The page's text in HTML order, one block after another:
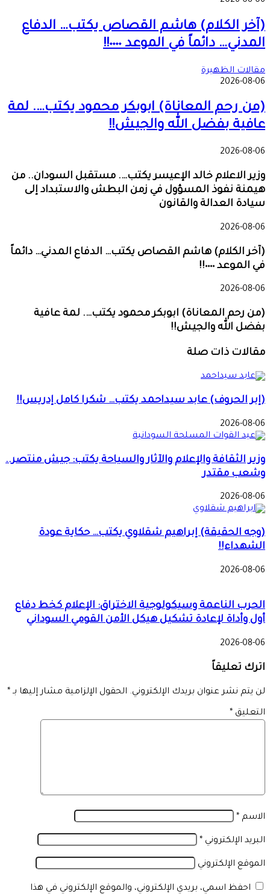
(آخر الكلام) هاشم القصاص يكتب… الدفاع
المدني… دائماً في الموعد ٠٠٠٠!!
مقالات الظهيرة
2026-08-06
(من رحم المعاناة) ابوبكر محمود يكتب…. لمة
عافية بفضل الله والجيش!!
2026-08-06
وزير الاعلام خالد الإعيسر يكتب…. مستقبل السودان.. من
هيمنة نفوذ المسؤول في زمن البطش والاستبداد إلى
سيادة العدالة والقانون
2026-08-06
(آخر الكلام) هاشم القصاص يكتب… الدفاع المدني… دائماً
في الموعد ٠٠٠٠!!
2026-08-06
(من رحم المعاناة) ابوبكر محمود يكتب…. لمة عافية
بفضل الله والجيش!!
مقالات ذات صلة
(إبر الحروف) عابد سيداحمد يكتب… شكرا كامل إدريس!!
2026-08-06
وزير الثقافة والإعلام والآثار والسياحة يكتب: جيش منتصر..
وشعب مقتدر
2026-08-06
(وجه الحقيقة) إبراهيم شقلاوي يكتب… حكاية عودة
الشهداء!!
2026-08-06
الحرب الناعمة وسيكولوجية الاختراق: الإعلام كخط دفاع
أول وأداة لإعادة تشكيل هيكل الأمن القومي السوداني
2026-08-06
اترك تعليقاً
لن يتم نشر عنوان بريدك الإلكتروني. الحقول الإلزامية مشار إليها بـ *
التعليق *
الاسم *
البريد الإلكتروني *
الموقع الإلكتروني
احفظ اسمي، بريدي الإلكتروني، والموقع الإلكتروني في هذا